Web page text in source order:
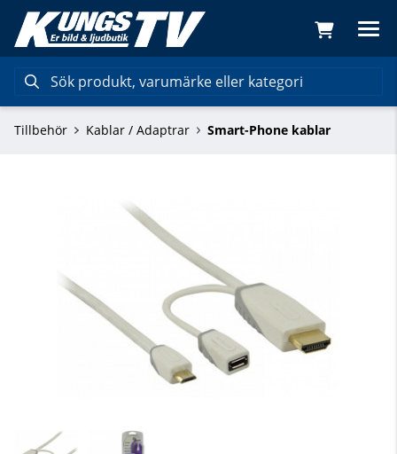
Tillbehör Kablar / Adaptrar Smart-Phone kablar